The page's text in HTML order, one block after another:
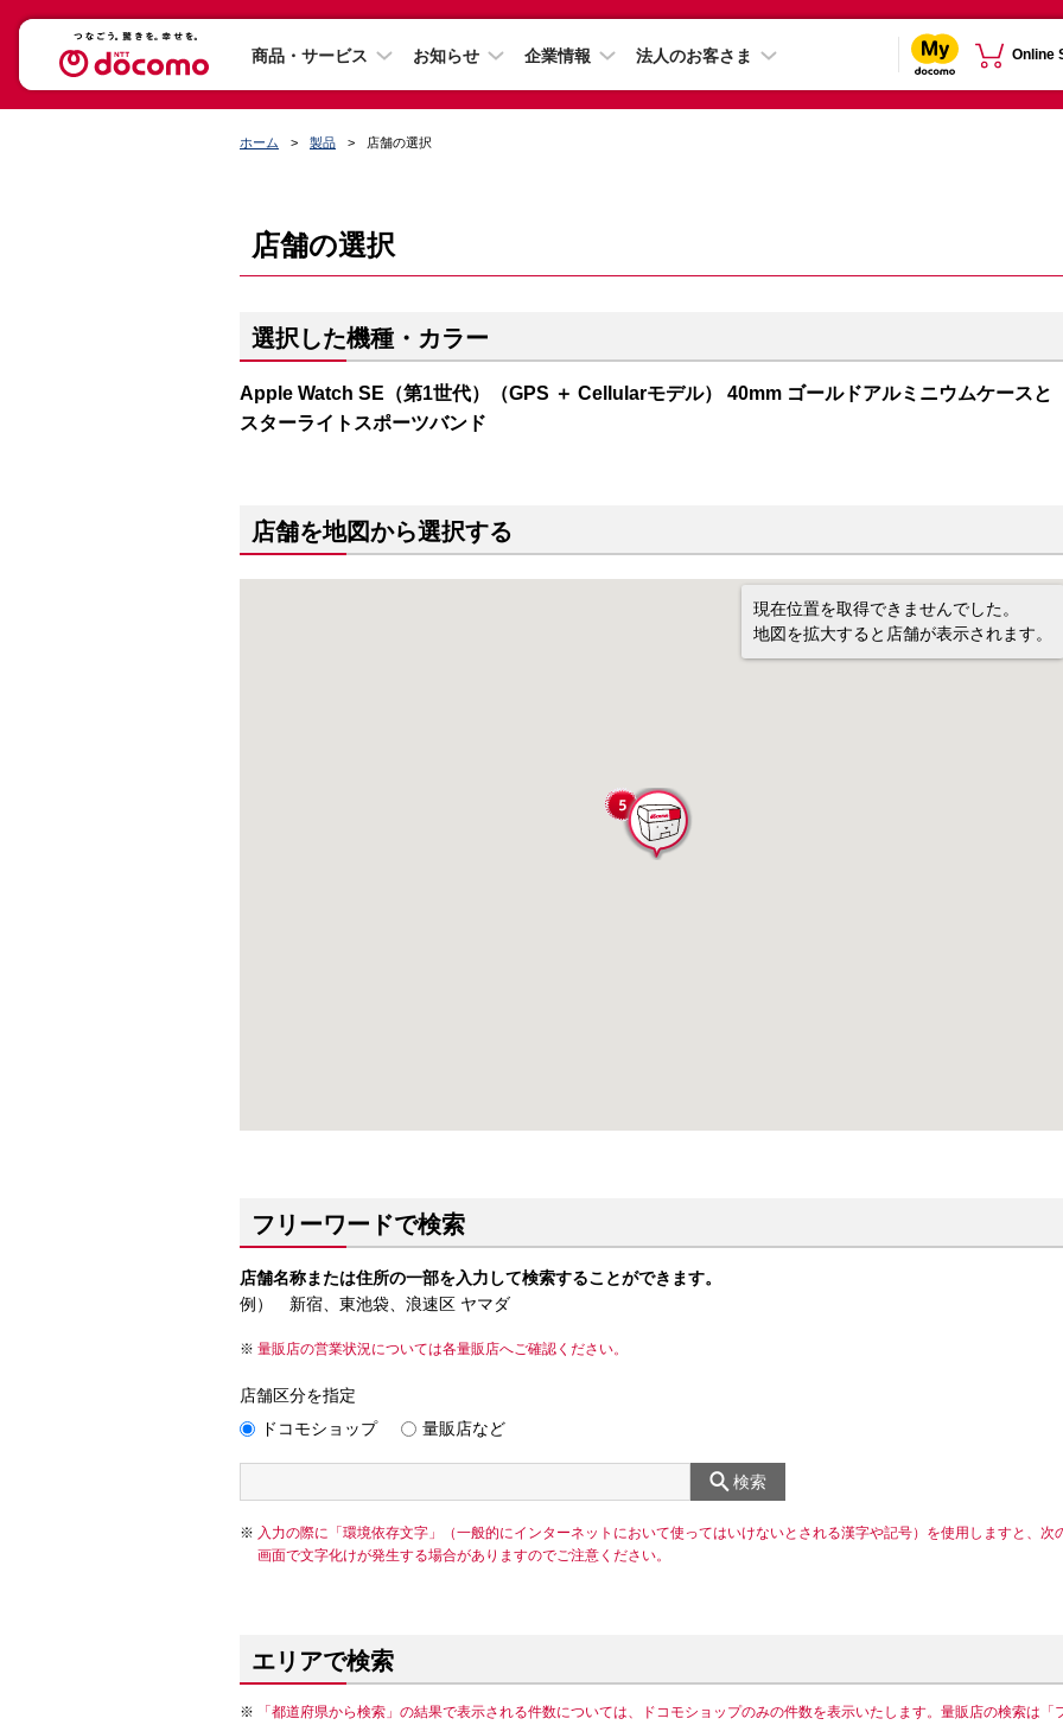
商品・サービス お知らせ 企業情報 法人のお客さま Online
ホーム 製品 店舗の選択
店舗の選択
選択した機種・カラー
Apple Watch SE（第1世代）（GPS ＋ Cellularモデル） 40mm ゴールドアルミニウムケースと
スターライトスポーツバンド
店舗を地図から選択する
現在位置を取得できませんでした。
地図を拡大すると店舗が表示されます。
フリーワードで検索
店舗名称または住所の一部を入力して検索することができます。
例） 新宿、東池袋、浪速区 ヤマダ
量販店の営業状況については各量販店へご確認ください。
店舗区分を指定
ドコモショップ
量販店など
検索
入力の際に「環境依存文字」（一般的にインターネットにおいて使ってはいけないとされる漢字や記号）を使用しますと、次
画面で文字化けが発生する場合がありますのでご注意ください。
エリアで検索
「都道府県から検索」の結果で表示される件数については、ドコモショップのみの件数を表示いたします。量販店の検索は「